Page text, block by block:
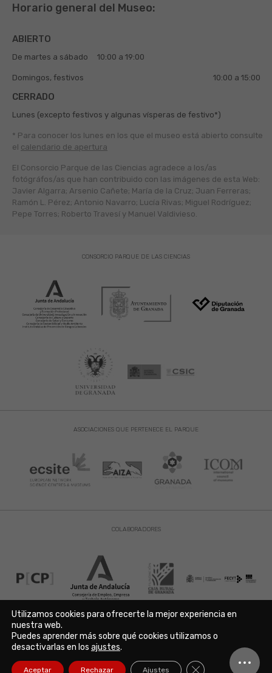
Horario general del Museo:
ABIERTO
De martes a sábado 10:00 a 19:00
Domingos, festivos 10:00 a 15:00
CERRADO
Lunes (excepto festivos y algunas vísperas de festivo*)
* Para conocer los lunes en los que el museo está abierto consulte
el calendario de apertura
El Consorcio Parque de las Ciencias agradece a los/as
fotógráfos/as que han contribuido con las imágenes de esta Web:
Javier Algarra; Arsenio Cañete; María de la Cruz; Juan Ferreras;
Ramón L. Pérez; Antonio Navarro; Lucía Rivas; Miguel Rodríguez;
Pepe Torres; Roberto Travesí y Manuel Valdivieso.
ASOCIACIONES QUE PERTENECE EL PARQUE
CONSORCIO PARQUE DE LAS CIENCIAS
COLABORADORES
Aviso Legal | Política de Privacidad | Política de Cookies
Copyright © 2021. Parque de las Ciencias. Avda. de la Ciencia s/n
18006 Granada. España. Telf.: 958 131 900. Todos los derechos
Utilizamos cookies para ofrecerte la mejor experiencia en
nuestra web.
Puedes aprender más sobre qué cookies utilizamos o
desactivarlas en los ajustes.
Aceptar Rechazar Ajustes Cerrar el banner de